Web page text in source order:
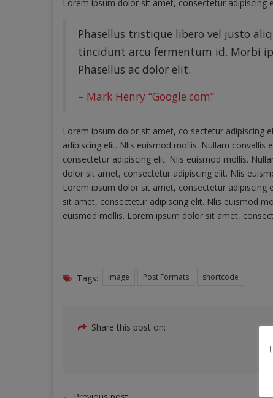
Lorem ipsum dolor sit amet, consectetur adipiscing
Phasellus tristique libero vel justo
tincidunt arcu fermentum id. Morbi
Phasellus ac dolor elit.
– Mark Henry “Google.com”
Lorem ipsum dolor sit amet, co sectetur adipiscing
adipiscing elit. Nlis euismod mollis. Nullam
consectetur adipiscing elit. Nlis euismod mollis.
dolor sit amet, consectetur adipiscing elit. Nlis
Lorem ipsum dolor sit amet, consectetur
sit amet, consectetur adipiscing elit. Nlis euismod
euismod mollis. Lorem ipsum dolor sit amet,
Tags: image Post Formats shortcode
Share this post on: